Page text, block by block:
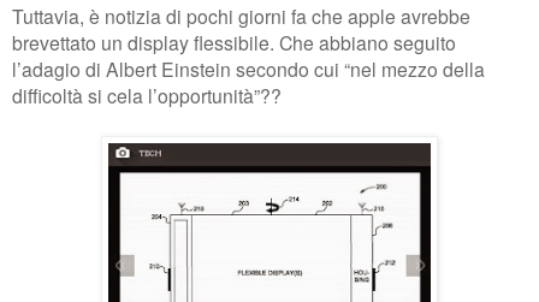
Tuttavia, è notizia di pochi giorni fa che apple avrebbe
brevettato un display flessibile. Che abbiano seguito
l’adagio di Albert Einstein secondo cui “nel mezzo della
difficoltà si cela l’opportunità”??